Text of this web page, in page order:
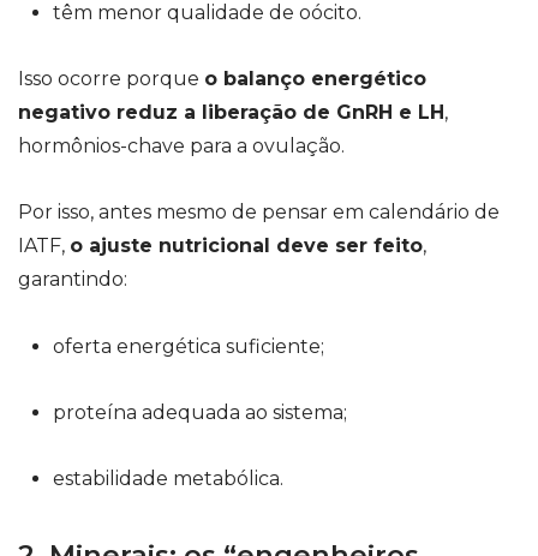
têm menor qualidade de oócito.
Isso ocorre porque o balanço energético
negativo reduz a liberação de GnRH e LH ,
hormônios-chave para a ovulação.
Por isso, antes mesmo de pensar em calendário de
IATF, o ajuste nutricional deve ser feito,
garantindo:
oferta energética suficiente;
proteína adequada ao sistema;
estabilidade metabólica.